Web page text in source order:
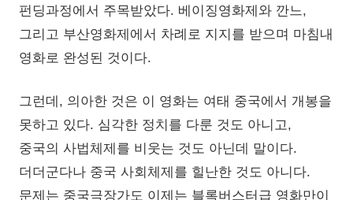
펀딩과정에서 주목받았다. 베이징영화제와 깐느,
그리고 부산영화제에서 차례로 지지를 받으며 마침내
영화로 완성된 것이다.
그런데, 의아한 것은 이 영화는 여태 중국에서 개봉을
못하고 있다. 심각한 정치를 다룬 것도 아니고,
중국의 사법체제를 비웃는 것도 아닌데 말이다.
더더군다나 중국 사회체제를 힐난한 것도 아니다.
문제는 중국극장가도 이제는 블록버스터급 영화만이